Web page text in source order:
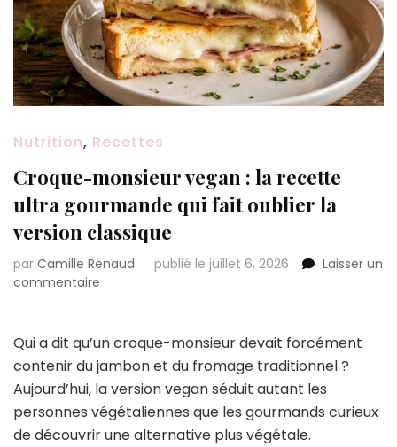
Nutrition, Recettes
Croque-monsieur vegan : la recette
ultra gourmande qui fait oublier la
version classique
par Camille Renaud publié le juillet 6, 2026
Laisser un
commentaire
vegan
la
recette
ultra
gourmande
Qui a dit qu’un croque-monsieur devait forcément
contenir du jambon et du fromage traditionnel ?
Aujourd’hui, la version vegan séduit autant les
personnes végétaliennes que les gourmands curieux
de découvrir une alternative plus végétale.